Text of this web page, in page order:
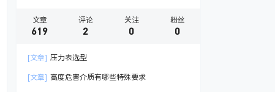
文章
619
评论
2
关注
0
粉丝
0
[文章] 压力表选型
[文章] 高度危害介质有哪些特殊要求